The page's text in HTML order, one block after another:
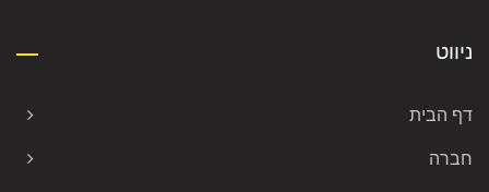
ניווט
דף הבית
חברה